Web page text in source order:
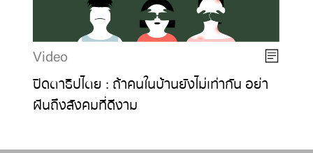
Video
ปิดตาธิปไตย : ถ้าคนในบ้านยังไม่เท่ากัน อย่า
ฝันถึงสังคมที่ดีงาม